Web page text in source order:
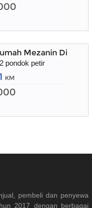
Mezanin
pondok petir
KM
pembeli dan penyewa
2017 dengan berbagai